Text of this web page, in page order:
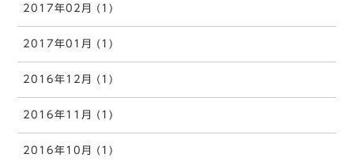
2017年02月 (1)
2017年01月 (1)
2016年12月 (1)
2016年11月 (1)
2016年10月 (1)